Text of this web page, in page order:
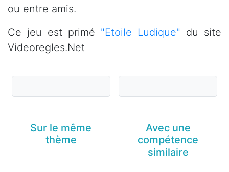
ou entre amis.
Ce jeu est primé "Etoile Ludique" du site
Videoregles.Net
Sur le même
thème
Avec une
compétence
similaire